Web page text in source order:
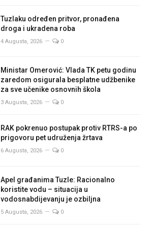
Tuzlaku određen pritvor, pronađena
droga i ukradena roba
4 Augusta, 2026 0
Ministar Omerović: Vlada TK petu godinu
zaredom osigurala besplatne udžbenike
za sve učenike osnovnih škola
3 Augusta, 2026 0
RAK pokrenuo postupak protiv RTRS-a po
prigovoru pet udruženja žrtava
6 Augusta, 2026 0
Apel građanima Tuzle: Racionalno
koristite vodu – situacija u
vodosnabdijevanju je ozbiljna
5 Augusta, 2026 0